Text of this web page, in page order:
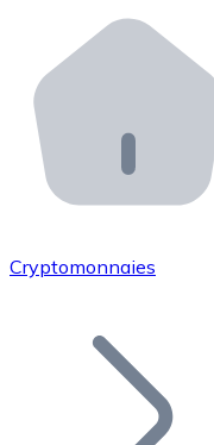
Distributeurs
Intégrez un
API Bitnovo
Intégrez notre
Rejoignez notre
Ajoutez le token
Cryptomonnaies